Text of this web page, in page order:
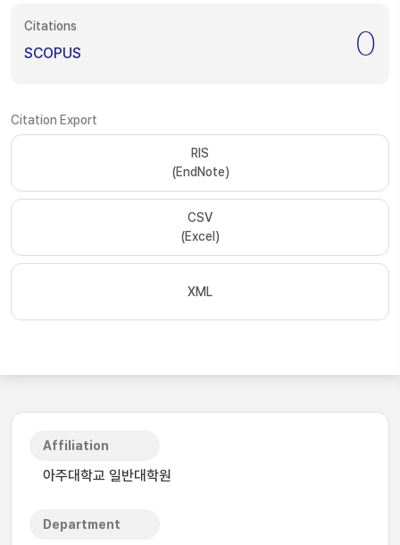
Citations
SCOPUS 0
Citation Export
RIS
(EndNote)
CSV
(Excel)
XML
Affiliation
아주대학교 일반대학원
Department